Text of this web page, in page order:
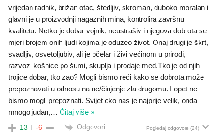
vrijedan radnik, brižan otac, štedljiv, skroman, duboko moralan i
glavni je u proizvodnji nagaznih mina, kontrolira završnu
kvalitetu. Netko je dobar vojnik, neustrašiv i njegova dobrota se
mjeri brojem onih ljudi kojima je oduzeo život. Onaj drugi je škrt,
svadljiv, osvetoljubiv, ali je pčelar i živi većinom u prirodi,
razvozi košnice po šumi, skuplja i prodaje med.Tko je od njih
trojice dobar, tko zao? Mogli bismo reći kako se dobrota može
prepoznavati u odnosu na ne/činjenje zla drugomu. I opet ne
bismo mogli prepoznati. Svijet oko nas je najprije velik, onda
mnogoljudan,… Čitaj više »
13 -6 Odgovori Pogledaj odgovore (24)